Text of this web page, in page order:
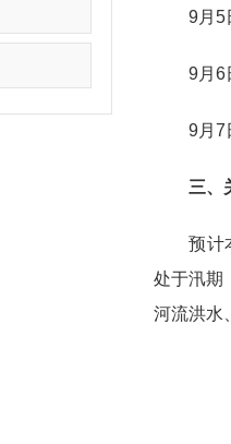
9月5日
9月6日
9月7日
三、
预计本
处于汛期
河流洪水